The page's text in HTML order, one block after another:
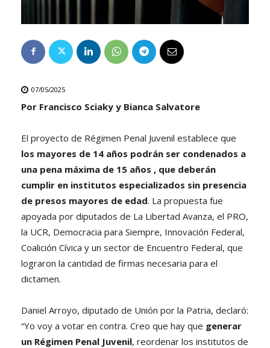
07/05/2025
Por Francisco Sciaky y Bianca Salvatore
El proyecto de Régimen Penal Juvenil establece que
los mayores de 14 años podrán ser condenados a
una pena máxima de 15 años , que deberán
cumplir en institutos especializados sin presencia
de presos mayores de edad. La propuesta fue
apoyada por diputados de La Libertad Avanza, el PRO,
la UCR, Democracia para Siempre, Innovación Federal,
Coalición Cívica y un sector de Encuentro Federal, que
lograron la cantidad de firmas necesaria para el
dictamen.
Daniel Arroyo, diputado de Unión por la Patria, declaró:
“Yo voy a votar en contra. Creo que hay que generar
un Régimen Penal Juvenil, reordenar los institutos de